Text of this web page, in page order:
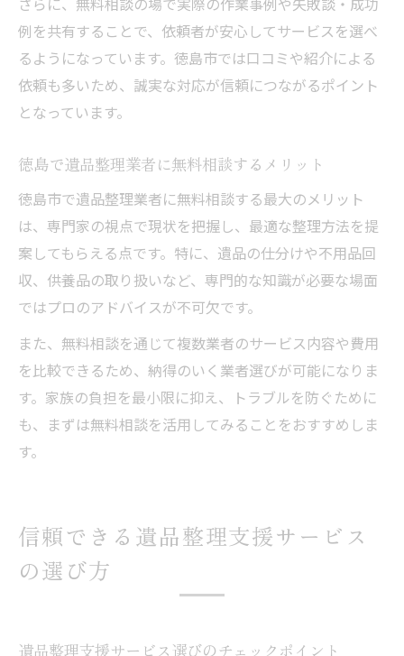
例を共有することで、依頼者が安心してサービスを選べ
るようになっています。徳島市では口コミや紹介による
依頼も多いため、誠実な対応が信頼につながるポイント
となっています。
徳島で遺品整理業者に無料相談するメリット
徳島市で遺品整理業者に無料相談する最大のメリット
は、専門家の視点で現状を把握し、最適な整理方法を提
案してもらえる点です。特に、遺品の仕分けや不用品回
収、供養品の取り扱いなど、専門的な知識が必要な場面
ではプロのアドバイスが不可欠です。
また、無料相談を通じて複数業者のサービス内容や費用
を比較できるため、納得のいく業者選びが可能になりま
す。家族の負担を最小限に抑え、トラブルを防ぐために
も、まずは無料相談を活用してみることをおすすめしま
す。
信頼できる遺品整理支援サービス
の選び方
遺品整理支援サービス選びのチェックポイント